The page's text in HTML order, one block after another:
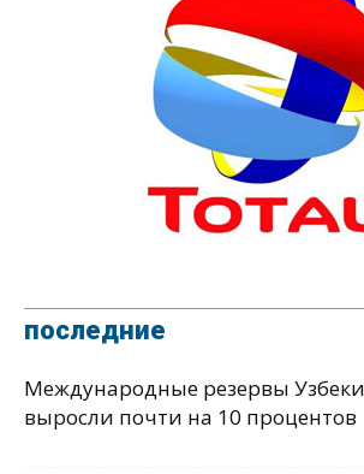
последние
Международные резервы
выросли почти на 10 процентов